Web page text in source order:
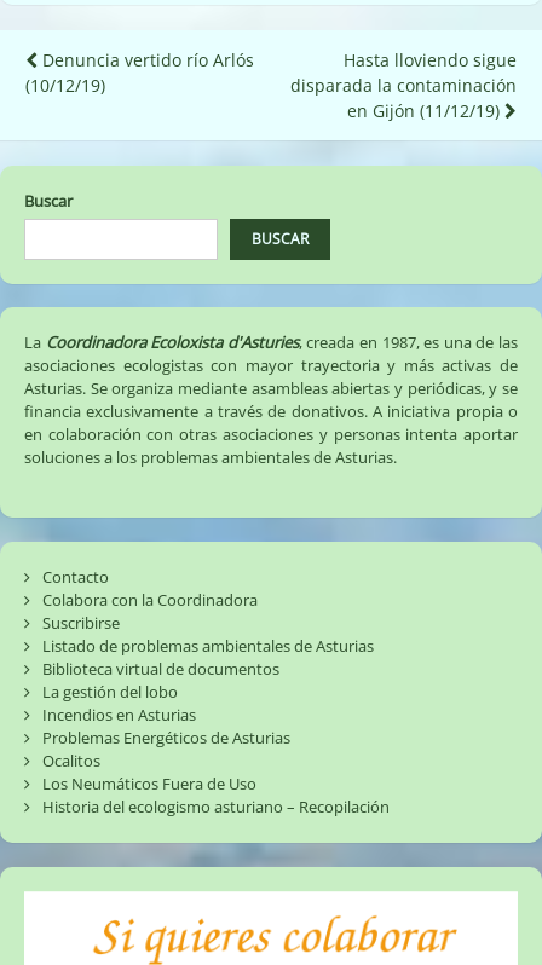
Navegación
de
entradas
Denuncia vertido río Arlós
(10/12/19)
Hasta lloviendo sigue
disparada la contaminación
en Gijón (11/12/19)
Buscar
BUSCAR
La Coordinadora Ecoloxista d'Asturies, creada en 1987, es una de las
asociaciones ecologistas con mayor trayectoria y más activas de
Asturias. Se organiza mediante asambleas abiertas y periódicas, y se
financia exclusivamente a través de donativos. A iniciativa propia o
en colaboración con otras asociaciones y personas intenta aportar
soluciones a los problemas ambientales de Asturias.
Contacto
Colabora con la Coordinadora
Suscribirse
Listado de problemas ambientales de Asturias
Biblioteca virtual de documentos
La gestión del lobo
Incendios en Asturias
Problemas Energéticos de Asturias
Ocalitos
Los Neumáticos Fuera de Uso
Historia del ecologismo asturiano – Recopilación